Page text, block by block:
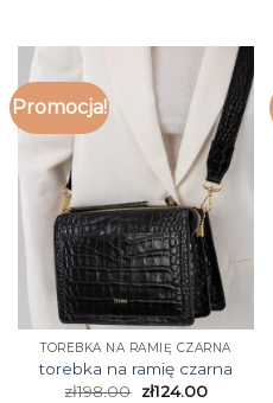
Promocja!
TOREBKA NA RAMIĘ CZARNA
torebka na ramię czarna
zł198.00 zł124.00